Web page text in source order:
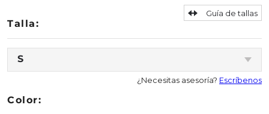
S
Guía de tallas
¿Necesitas asesoría? Escríbenos
Color: